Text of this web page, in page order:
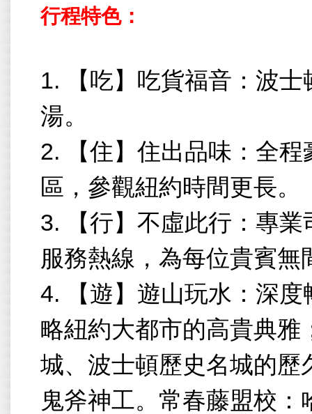
行程特色：
1.
【吃】吃貨福音：波
湯。
2.
【住】住出品味：全
區，參觀紐約時間更長。
3.
【行】不虛此行：專
服務熱線，為每位貴賓無
4.
【遊】遊山玩水：深
略紐約大都市的高貴典雅
城、波士頓歷史名城的歷
鬼斧神工。常春藤盟校